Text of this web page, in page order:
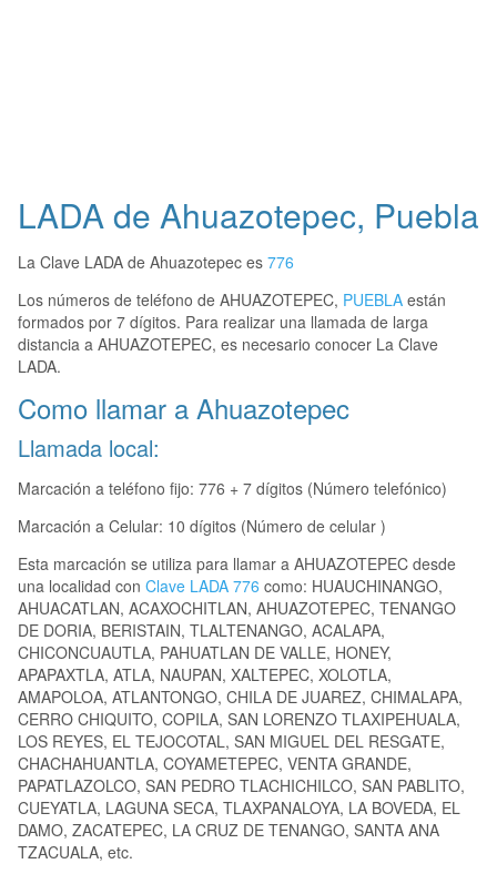
LADA de Ahuazotepec, Puebla
La Clave LADA de Ahuazotepec es 776
Los números de teléfono de AHUAZOTEPEC, PUEBLA están
formados por 7 dígitos. Para realizar una llamada de larga
distancia a AHUAZOTEPEC, es necesario conocer La Clave
LADA.
Como llamar a Ahuazotepec
Llamada local:
Marcación a teléfono fijo: 776 + 7 dígitos (Número telefónico)
Marcación a Celular: 10 dígitos (Número de celular )
Esta marcación se utiliza para llamar a AHUAZOTEPEC desde
una localidad con Clave LADA 776 como: HUAUCHINANGO,
AHUACATLAN, ACAXOCHITLAN, AHUAZOTEPEC, TENANGO
DE DORIA, BERISTAIN, TLALTENANGO, ACALAPA,
CHICONCUAUTLA, PAHUATLAN DE VALLE, HONEY,
APAPAXTLA, ATLA, NAUPAN, XALTEPEC, XOLOTLA,
AMAPOLOA, ATLANTONGO, CHILA DE JUAREZ, CHIMALAPA,
CERRO CHIQUITO, COPILA, SAN LORENZO TLAXIPEHUALA,
LOS REYES, EL TEJOCOTAL, SAN MIGUEL DEL RESGATE,
CHACHAHUANTLA, COYAMETEPEC, VENTA GRANDE,
PAPATLAZOLCO, SAN PEDRO TLACHICHILCO, SAN PABLITO,
CUEYATLA, LAGUNA SECA, TLAXPANALOYA, LA BOVEDA, EL
DAMO, ZACATEPEC, LA CRUZ DE TENANGO, SANTA ANA
TZACUALA, etc.